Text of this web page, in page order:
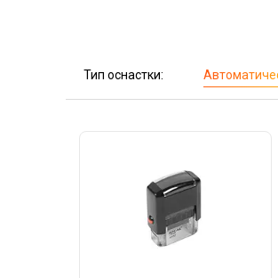
Тип оснастки: